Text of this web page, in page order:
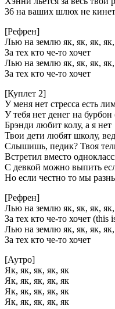
36 на ваших шлюх не кинет
[Рефрен]
Лью на землю як, як, як,
За тех кто че-то хочет
Лью на землю як, як, як,
За тех кто че-то хочет
[Куплет 2]
У меня нет стресса есть
У тебя нет денег на
Брэнди любит колу, а я нет
Твои дети любят школу,
Слышишь, педик? Твоя
Встретил вместо
С девкой можно выпить
Но если честно то мы
[Рефрен]
Лью на землю як, як, як,
За тех кто че-то хочет (this
Лью на землю як, як, як,
За тех кто че-то хочет
[Аутро]
Як, як, як, як, як
Як, як, як, як, як
Як, як, як, як, як
Як, як, як, як, як